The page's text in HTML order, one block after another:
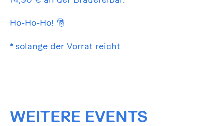
Ho-Ho-Ho! 🎅
* solange der Vorrat reicht
WEITERE EVENTS